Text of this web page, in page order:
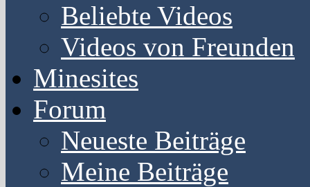
Beliebte Videos
Videos von Freunden
Minesites
Forum
Neueste Beiträge
Meine Beiträge